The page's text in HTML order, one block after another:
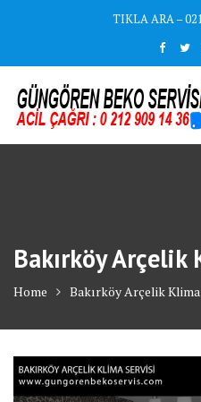
TIKLA ARA –
Bakırköy Arçelik
Home Bakırköy Arçelik